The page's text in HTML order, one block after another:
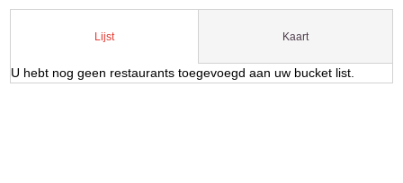
Lijst Kaart
U hebt nog geen restaurants toegevoegd aan uw bucket list.